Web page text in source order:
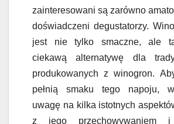
zainteresowani są zarówno
doświadczeni degustatorzy.
jest nie tylko smaczne, ale
ciekawą alternatywę dla
produkowanych z winogron.
pełnią smaku tego napoju,
uwagę na kilka istotnych
z jego przechowywaniem i